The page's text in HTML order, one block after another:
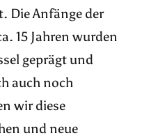
Die Anfänge der
15 Jahren wurden
geprägt und
auch noch
wir diese
und neue